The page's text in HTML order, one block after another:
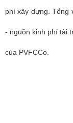
phí xây dựng. Tổng
- nguồn kinh phí tài
của PVFCCo.